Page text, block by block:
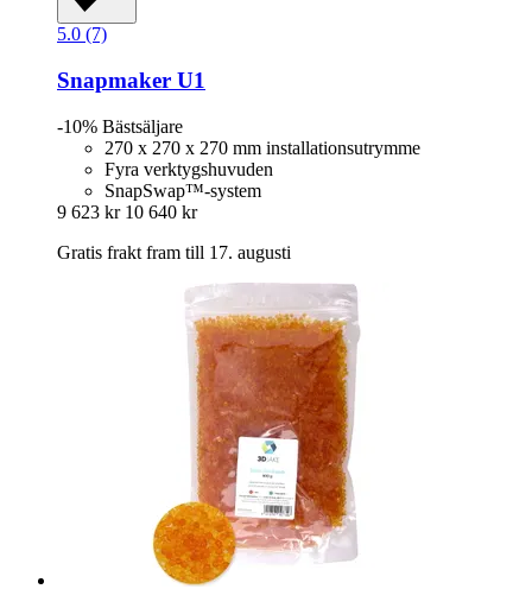
5.0 (7)
Snapmaker U1
-10% Bästsäljare
270 x 270 x 270 mm installationsutrymme
Fyra verktygshuvuden
SnapSwap™-system
9 623 kr 10 640 kr
Gratis frakt fram till 17. augusti